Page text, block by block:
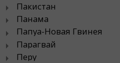
Пакистан
Панама
Папуа-Новая Гвинея
Парагвай
Перу